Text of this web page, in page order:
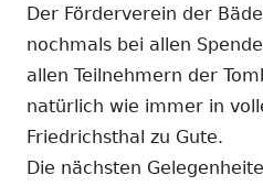
Der Förderverein der
nochmals bei allen
allen Teilnehmern der
natürlich wie immer in
Friedrichsthal zu Gute.
Die nächsten